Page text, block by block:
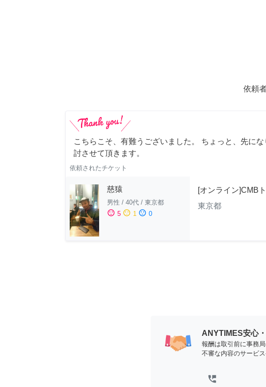
依頼
こちらこそ、有難うございました。 ちょっと、先にな
討させて頂きます。
依頼されたチケット
慈猿
男性 / 40代 / 東京都
sentiment_satisfied 5 sentiment_neutral 1 sentiment_dissatisfied 0
[オンライン]CMB
東京都
ANYTIMES安心
報酬は取引前に事務
不審な内容のサービ
perm_phone_msg